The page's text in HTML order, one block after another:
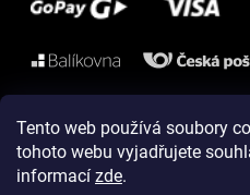
Tento web používá soubory
tohoto webu vyjadřujete
informací zde.
Instagram